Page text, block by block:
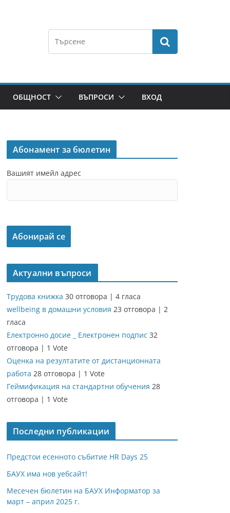
ОБЩНОСТ ВЪПРОСИ ВХОД
Абонамент за бюлетин
Вашият имейл адрес
Актуални въпроси
Трудова книжка 30 отговора | 4 гласа
wellbeing в домашни условия 23 отговора | 2
гласа
Електронно досие _ Електронен подпис 32
отговора | 1 Vote
Оценка на резултатите от дистанционната
работа 28 отговора | 1 Vote
Геймификация на стандартни обучения 28
отговора | 1 Vote
Последни публикации
Предстои есенното събитие HR Days 25
БАУХ има нов уебсайт!
Месечен бюлетин на БАУХ Информатор за
март – април 2025 г.